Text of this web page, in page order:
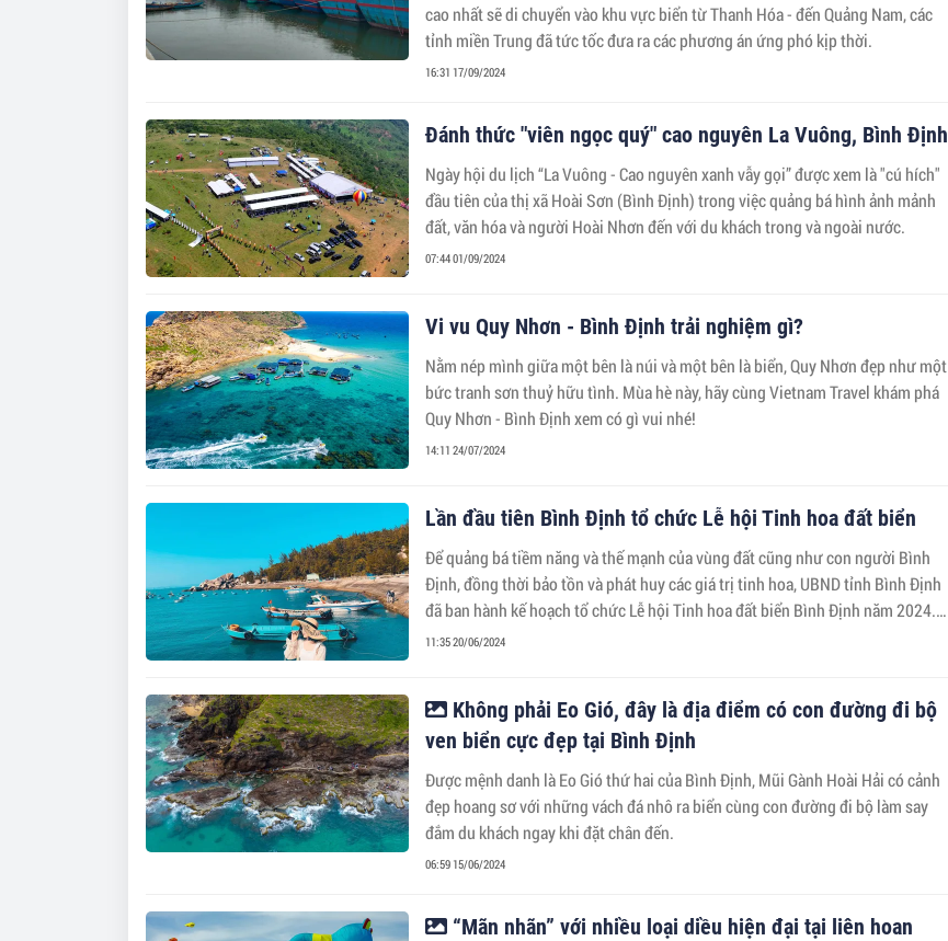
cao nhất sẽ di chuyển vào khu vực biển từ Thanh Hóa - đến Quảng Nam, các
tỉnh miền Trung đã tức tốc đưa ra các phương án ứng phó kịp thời.
16:31 17/09/2024
Đánh thức "viên ngọc quý" cao nguyên La Vuông, Bình Định
Ngày hội du lịch “La Vuông - Cao nguyên xanh vẫy gọi” được xem là "cú hích"
đầu tiên của thị xã Hoài Sơn (Bình Định) trong việc quảng bá hình ảnh mảnh
đất, văn hóa và người Hoài Nhơn đến với du khách trong và ngoài nước.
07:44 01/09/2024
Vi vu Quy Nhơn - Bình Định trải nghiệm gì?
Nằm nép mình giữa một bên là núi và một bên là biển, Quy Nhơn đẹp như một
bức tranh sơn thuỷ hữu tình. Mùa hè này, hãy cùng Vietnam Travel khám phá
Quy Nhơn - Bình Định xem có gì vui nhé!
14:11 24/07/2024
Lần đầu tiên Bình Định tổ chức Lễ hội Tinh hoa đất biển
Để quảng bá tiềm năng và thế mạnh của vùng đất cũng như con người Bình
Định, đồng thời bảo tồn và phát huy các giá trị tinh hoa, UBND tỉnh Bình Định
đã ban hành kế hoạch tổ chức Lễ hội Tinh hoa đất biển Bình Định năm 2024.
Với chủ đề “Bình Định - Khát vọng biển”, lễ hội sẽ diễn ra từ ngày 11 đến ngày
11:35 20/06/2024
Không phải Eo Gió, đây là địa điểm có con đường đi bộ
ven biển cực đẹp tại Bình Định
Được mệnh danh là Eo Gió thứ hai của Bình Định, Mũi Gành Hoài Hải có cảnh
đẹp hoang sơ với những vách đá nhô ra biển cùng con đường đi bộ làm say
đắm du khách ngay khi đặt chân đến.
06:59 15/06/2024
“Mãn nhãn” với nhiều loại diều hiện đại tại liên hoan